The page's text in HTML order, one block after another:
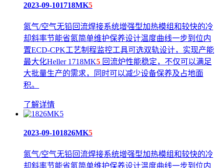
2023-09-101718MK5
氮气/空气无铅回流焊接系统增强型加热模组和较快的冷
却斜率节能省氮简单维护保养设计温度曲线一步到位内
置ECD-CPK工艺制程监控工具可选双轨设计，实现产能
最大化Heller 1718MK5 回流炉性能稳定，不仅可以满足
大批量生产的需求，同时可以减少设备保养及占地面
积。
了解详情
2023-09-101826MK5
氮气/空气无铅回流焊接系统增强型加热模组和较快的冷
却斜率节能省氮简单维护保养设计温度曲线一步到位内